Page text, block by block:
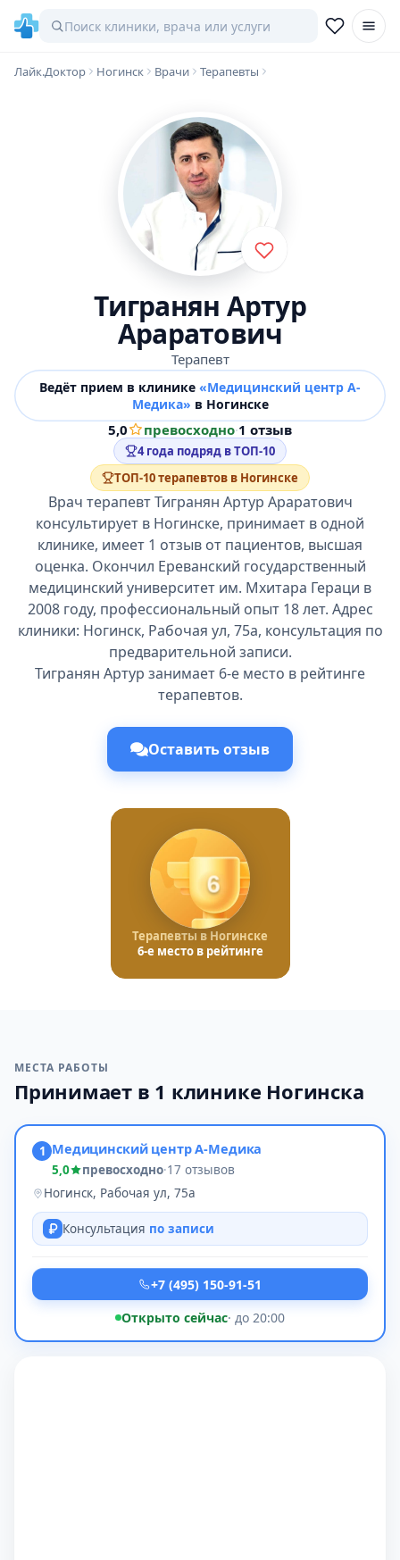
Лайк.Доктор Ногинск Врачи Терапевты
Тигранян Артур
Араратович
Терапевт
Ведёт прием в клинике «Медицинский центр А-
Медика» в Ногинске
5,0 превосходно·1 отзыв
4 года подряд в ТОП-10
ТОП-10 терапевтов в Ногинске
Врач терапевт Тигранян Артур Араратович
консультирует в Ногинске, принимает в одной
клинике, имеет 1 отзыв от пациентов, высшая
оценка. Окончил Ереванский государственный
медицинский университет им. Мхитара Гераци в
2008 году, профессиональный опыт 18 лет. Адрес
клиники: Ногинск, Рабочая ул, 75а, консультация по
предварительной записи.
Тигранян Артур занимает 6-е место в рейтинге
терапевтов.
Оставить отзыв
6
Терапевты в Ногинске
6-е место в рейтинге
МЕСТА РАБОТЫ
Принимает в 1 клинике Ногинска
1 Медицинский центр А-Медика
5,0 превосходно·17 отзывов
Ногинск, Рабочая ул, 75а
Консультация по записи
+7 (495) 150-91-51
Открыто сейчас· до 20:00